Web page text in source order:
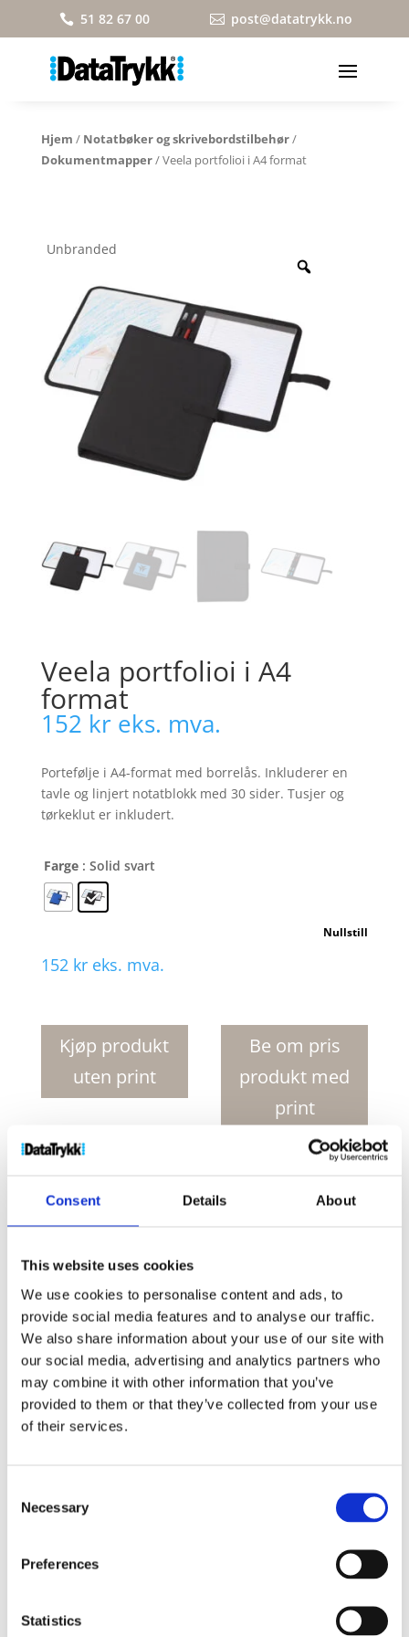
Consent Details About
This website uses cookies
We use cookies to personalise content and ads, to
provide social media features and to analyse our traffic.
We also share information about your use of our site with
our social media, advertising and analytics partners who
may combine it with other information that you’ve
provided to them or that they’ve collected from your use
of their services.
Selection
Necessary
Preferences
Statistics
 51 82 67 00  post@datatrykk.no
Hjem / Notatbøker og skrivebordstilbehør/
Dokumentmapper/ Veela portfolioi i A4 format
Unbranded
Veela portfolioi i A4
format
152 kr eks. mva.
Portefølje i A4-format med borrelås. Inkluderer en
tavle og linjert notatblokk med 30 sider. Tusjer og
tørkeklut er inkludert.
Farge : Solid svart
Nullstill
152 kr eks. mva.
format
antall
Kjøp produkt
uten print
Be om pris
produkt med
print
Dokumentmapper ,
mappe,A4-mapper mappe,mapper
nettbrettmappe,
Kjøp produkt uten print
Ekstra informasjon
Send forespørsel om produkt med print
På lager
På lager